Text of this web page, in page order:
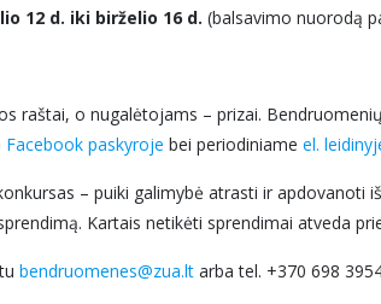
12 d. iki birželio 16 d. (balsavimo nuorodą
raštai, o nugalėtojams – prizai.
Facebook paskyroje bei periodiniame el.
– puiki galimybė atrasti ir apdovanoti
Kartais netikėti sprendimai atveda
bendruomenes@zua.ltarba tel. +370 698